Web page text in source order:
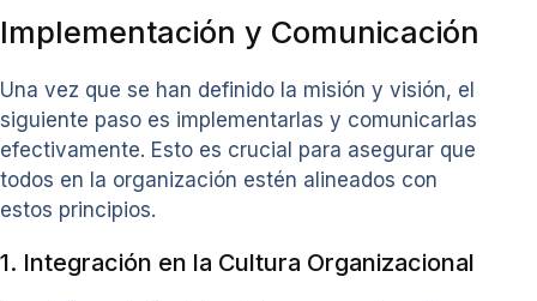
Implementación y Comunicación
Una vez que se han definido la misión y visión, el
siguiente paso es implementarlas y comunicarlas
efectivamente. Esto es crucial para asegurar que
todos en la organización estén alineados con
estos principios.
1. Integración en la Cultura Organizacional